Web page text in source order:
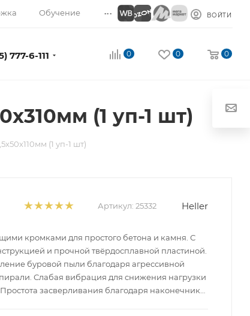
Обучение ... ВОЙТИ
777-6-111 0 0 0
(1 уп-1 шт)
(1 уп-1 шт)
Артикул: 25332 Heller
кромками для простого бетона и камня. С
и прочной твёрдосплавной пластиной.
буровой пыли благодаря агрессивной
Слабая вибрация для снижения нагрузки
засверливания благодаря наконечнику